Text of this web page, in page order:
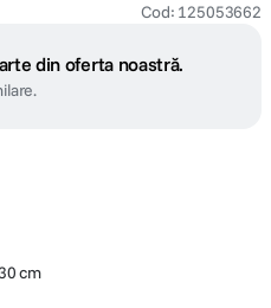
Cod: 125053662
din oferta noastră.
cm